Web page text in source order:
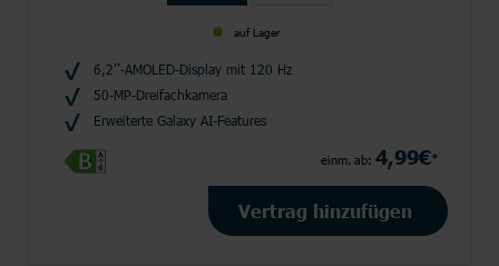
auf Lager
6,2’’-AMOLED-Display mit 120 Hz
50-MP-Dreifachkamera
Erweiterte Galaxy AI-Features
einm. ab: 4,99€*
Vertrag hinzufügen